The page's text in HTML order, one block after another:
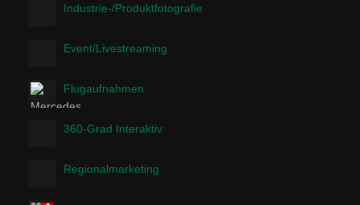
Industrie-/Produktfotografie
Event/Livestreaming
Flugaufnahmen
360-Grad Interaktiv
Regionalmarketing